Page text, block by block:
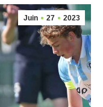
Juin 27 2023